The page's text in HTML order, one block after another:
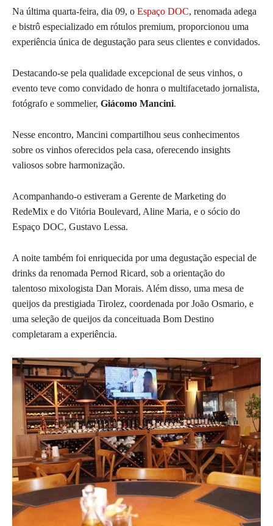
Na última quarta-feira, dia 09, o Espaço DOC, renomada adega
e bistrô especializado em rótulos premium, proporcionou uma
experiência única de degustação para seus clientes e convidados.
Destacando-se pela qualidade excepcional de seus vinhos, o
evento teve como convidado de honra o multifacetado jornalista,
fotógrafo e sommelier, Giácomo Mancini.
Nesse encontro, Mancini compartilhou seus conhecimentos
sobre os vinhos oferecidos pela casa, oferecendo insights
valiosos sobre harmonização.
Acompanhando-o estiveram a Gerente de Marketing do
RedeMix e do Vitória Boulevard, Aline Maria, e o sócio do
Espaço DOC, Gustavo Lessa.
A noite também foi enriquecida por uma degustação especial de
drinks da renomada Pernod Ricard, sob a orientação do
talentoso mixologista Dan Morais. Além disso, uma mesa de
queijos da prestigiada Tirolez, coordenada por João Osmario, e
uma seleção de queijos da conceituada Bom Destino
completaram a experiência.